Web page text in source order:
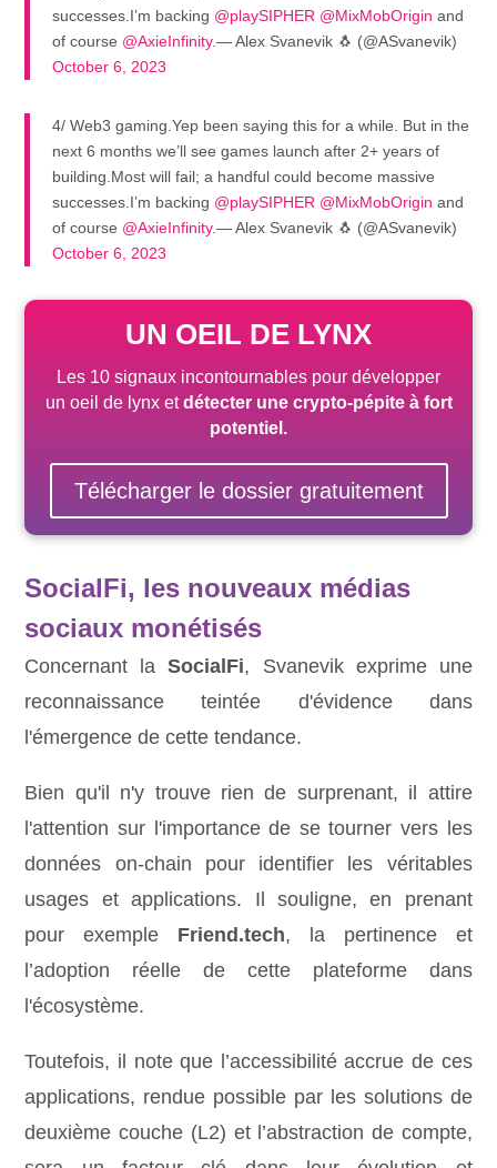
successes.I’m backing @playSIPHER @MixMobOrigin and
of course @AxieInfinity.— Alex Svanevik 🐧 (@ASvanevik)
October 6, 2023
4/ Web3 gaming.Yep been saying this for a while. But in the
next 6 months we’ll see games launch after 2+ years of
building.Most will fail; a handful could become massive
successes.I’m backing @playSIPHER @MixMobOrigin and
of course @AxieInfinity.— Alex Svanevik 🐧 (@ASvanevik)
October 6, 2023
UN OEIL DE LYNX
Les 10 signaux incontournables pour développer
un oeil de lynx etdétecter une crypto-pépite à fort
potentiel .
Télécharger le dossier gratuitement
SocialFi, les nouveaux médias
sociaux monétisés
Concernant laSocialFi, Svanevik exprime une
reconnaissance teintée d'évidence dans
l'émergence de cette tendance.
Bien qu'il n'y trouve rien de surprenant, il attire
l'attention sur l'importance de se tourner vers les
données on-chain pour identifier les véritables
usages et applications. Il souligne, en prenant
pour exemple Friend.tech, la pertinence et
l’adoption réelle de cette plateforme dans
l'écosystème.
Toutefois, il note que l’accessibilité accrue de ces
applications, rendue possible par les solutions de
deuxième couche (L2) et l’abstraction de compte,